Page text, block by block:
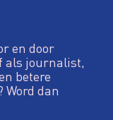
en door
als journalist,
betere
dan